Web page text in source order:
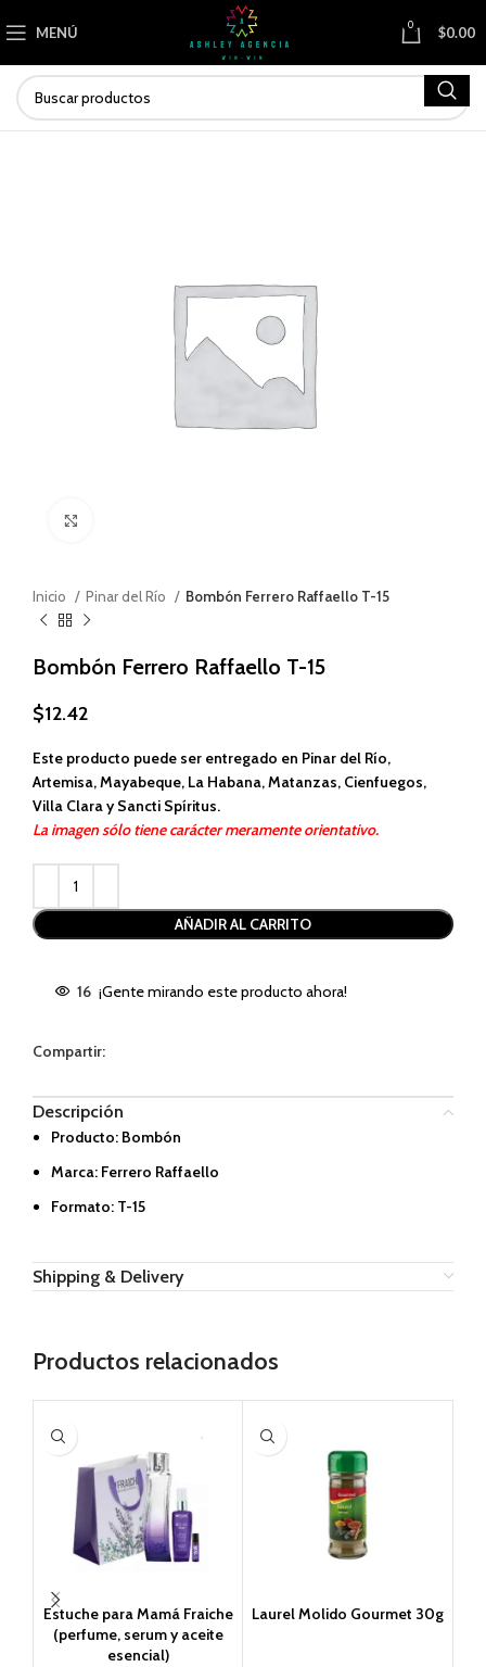
MENÚ 0 $0.00
Inicio Pinar del Río Bombón Ferrero Raffaello T-15
Bombón Ferrero Raffaello T-15
$12.42
Este producto puede ser entregado en Pinar del Río,
Artemisa, Mayabeque, La Habana, Matanzas, Cienfuegos,
Villa Clara y Sancti Spíritus.
La imagen sólo tiene carácter meramente orientativo.
AÑADIR AL CARRITO
16 ¡Gente mirando este producto ahora!
Compartir:
Descripción
Producto: Bombón
Marca: Ferrero Raffaello
Formato: T-15
Shipping & Delivery
Productos relacionados
Estuche para Mamá Fraiche
(perfume, serum y aceite
esencial)
Laurel Molido Gourmet 30g